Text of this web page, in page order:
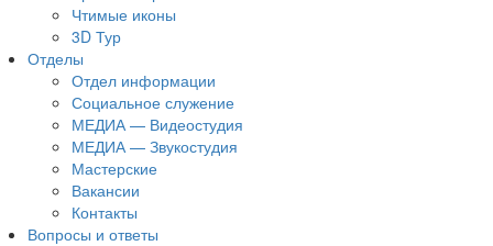
Чтимые иконы
3D Тур
Отделы
Отдел информации
Социальное служение
МЕДИА — Видеостудия
МЕДИА — Звукостудия
Мастерские
Вакансии
Контакты
Вопросы и ответы